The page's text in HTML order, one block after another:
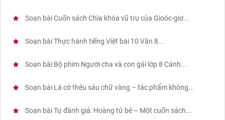
Soạn bài Cuốn sách Chìa khóa vũ trụ của Gioóc-giơ...
Soạn bài Thực hành tiếng Việt bài 10 Văn 8...
Soạn bài Bộ phim Người cha và con gái lớp 8 Cánh...
Soạn bài Lá cờ thêu sáu chữ vàng – tác phẩm không...
Soạn bài Tự đánh giá: Hoàng tử bé – Một cuốn sách...